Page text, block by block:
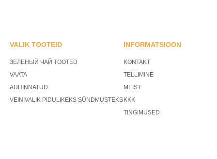
VALIK TOOTEID
ЗЕЛЕНЫЙ ЧАЙ TOOTED
VAATA
AUHINNATUD
VEINIVALIK PIDULIKEKS SÜNDMUSTEKS
INFORMATSIOON
KONTAKT
TELLIMINE
MEIST
KKK
TINGIMUSED